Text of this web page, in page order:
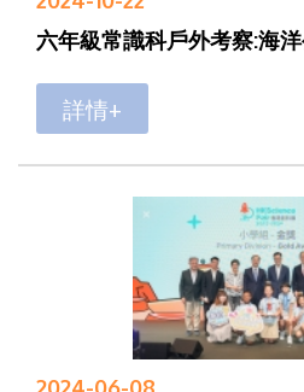
六年級常識科戶外考察:海
詳情+